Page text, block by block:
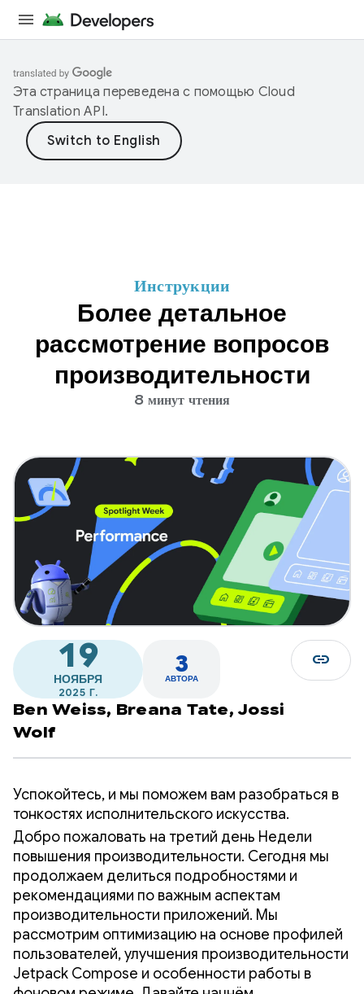
Эта страница переведена с помощью Cloud
Translation API.
Инструкции
Более детальное
рассмотрение вопросов
производительности
8 минут чтения
19
НОЯБРЯ
2025 Г.
3
АВТОРА
Ben Weiss, Breana Tate, Jossi
Wolf
link
Успокойтесь, и мы поможем вам разобраться в
тонкостях исполнительского искусства.
Добро пожаловать на третий день Недели
повышения производительности. Сегодня мы
продолжаем делиться подробностями и
рекомендациями по важным аспектам
производительности приложений. Мы
рассмотрим оптимизацию на основе профилей
пользователей, улучшения производительности
Jetpack Compose и особенности работы в